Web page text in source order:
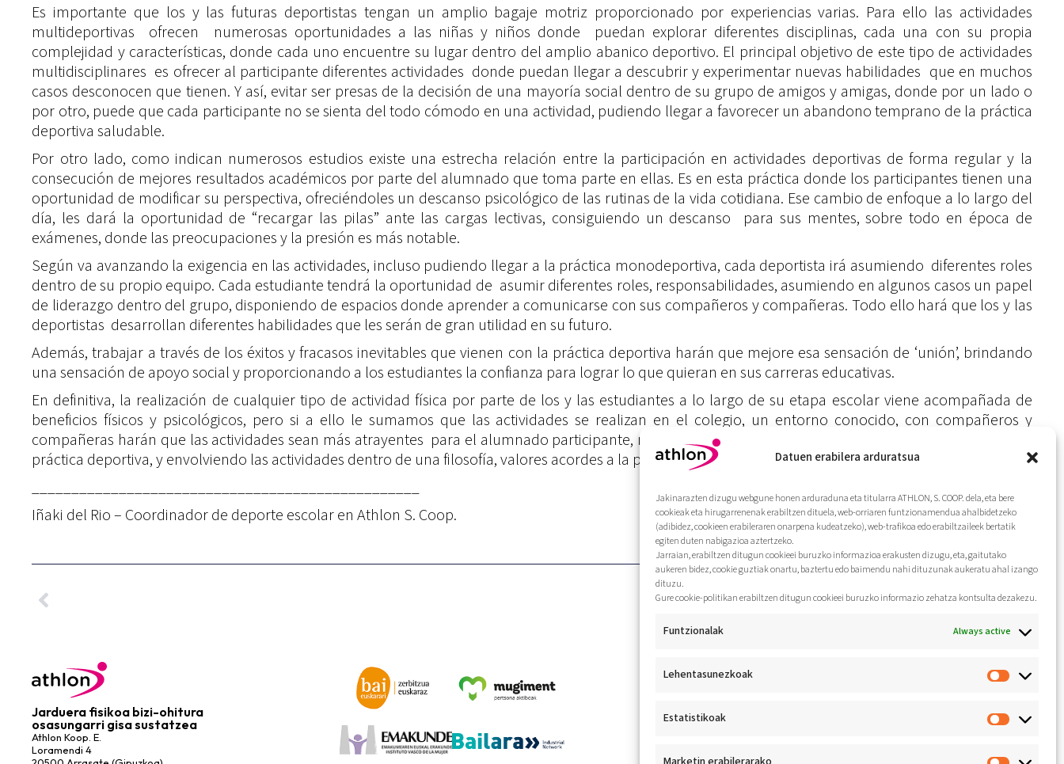
Datuen erabilera arduratsua
Jakinarazten dizugu webgune honen arduraduna eta titularra ATHLON, S. COOP. dela, eta bere
cookieak eta hirugarrenenak erabiltzen dituela, web-orriaren funtzionamendua ahalbidetzeko
(adibidez, cookieen erabileraren onarpena kudeatzeko), web-trafikoa edo erabiltzaileek bertatik
egiten duten nabigazioa aztertzeko.
Jarraian, erabiltzen ditugun cookieei buruzko informazioa erakusten dizugu, eta, gaitutako
aukeren bidez, cookie guztiak onartu, baztertu edo baimendu nahi dituzunak aukeratu ahal izango
dituzu.
Gure cookie-politikan erabiltzen ditugun cookieei buruzko informazio zehatza kontsulta dezakezu.
Funtzionalak Always active
Lehentasunezkoak
Estatistikoak
Es importante que los y las futuras deportistas tengan un amplio bagaje motriz proporcionado por experiencias varias. Para ello las actividades
multideportivas ofrecen numerosas oportunidades a las niñas y niños donde puedan explorar diferentes disciplinas, cada una con su propia
complejidad y características, donde cada uno encuentre su lugar dentro del amplio abanico deportivo. El principal objetivo de este tipo de actividades
multidisciplinares es ofrecer al participante diferentes actividades donde puedan llegar a descubrir y experimentar nuevas habilidades que en muchos
casos desconocen que tienen. Y así, evitar ser presas de la decisión de una mayoría social dentro de su grupo de amigos y amigas, donde por un lado o
por otro, puede que cada participante no se sienta del todo cómodo en una actividad, pudiendo llegar a favorecer un abandono temprano de la práctica
deportiva saludable.
Por otro lado, como indican numerosos estudios existe una estrecha relación entre la participación en actividades deportivas de forma regular y la
consecución de mejores resultados académicos por parte del alumnado que toma parte en ellas. Es en esta práctica donde los participantes tienen una
oportunidad de modificar su perspectiva, ofreciéndoles un descanso psicológico de las rutinas de la vida cotidiana. Ese cambio de enfoque a lo largo del
día, les dará la oportunidad de “recargar las pilas” ante las cargas lectivas, consiguiendo un descanso para sus mentes, sobre todo en época de
exámenes, donde las preocupaciones y la presión es más notable.
Según va avanzando la exigencia en las actividades, incluso pudiendo llegar a la práctica monodeportiva, cada deportista irá asumiendo diferentes roles
dentro de su propio equipo. Cada estudiante tendrá la oportunidad de asumir diferentes roles, responsabilidades, asumiendo en algunos casos un papel
de liderazgo dentro del grupo, disponiendo de espacios donde aprender a comunicarse con sus compañeros y compañeras. Todo ello hará que los y las
deportistas desarrollan diferentes habilidades que les serán de gran utilidad en su futuro.
Además, trabajar a través de los éxitos y fracasos inevitables que vienen con la práctica deportiva harán que mejore esa sensación de ‘unión’, brindando
una sensación de apoyo social y proporcionando a los estudiantes la confianza para lograr lo que quieran en sus carreras educativas.
En definitiva, la realización de cualquier tipo de actividad física por parte de los y las estudiantes a lo largo de su etapa escolar viene acompañada de
beneficios físicos y psicológicos, pero si a ello le sumamos que las actividades se realizan en el colegio, un entorno conocido, con compañeros y
compañeras harán que las actividades sean más atrayentes para el alumnado participante, retrasando en mayor medida el abandono prematuro de la
práctica deportiva, y envolviendo las actividades dentro de una filosofía, valores acordes a la propia entidad organizadora.
_________________________________________________
Iñaki del Rio – Coordinador de deporte escolar en Athlon S. Coop.
Jarduera fisikoa bizi-ohitura
osasungarri gisa sustatzea
Athlon Koop. E.
Loramendi 4